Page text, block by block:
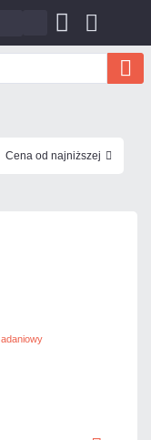
Cena od najniższej